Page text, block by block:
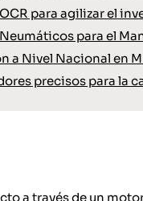
para agilizar el
para el
a Nivel Nacional en
precisos para la
a través de un